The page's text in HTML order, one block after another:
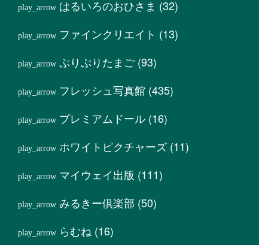
はるいろのおひさま (32)
ファインクリエイト (13)
ぷりぷりたまご (93)
フレッシュ写真館 (435)
プレミアムドール (16)
ホワイトピクチャーズ (11)
マイウェイ出版 (111)
みるきー倶楽部 (50)
らむね (16)